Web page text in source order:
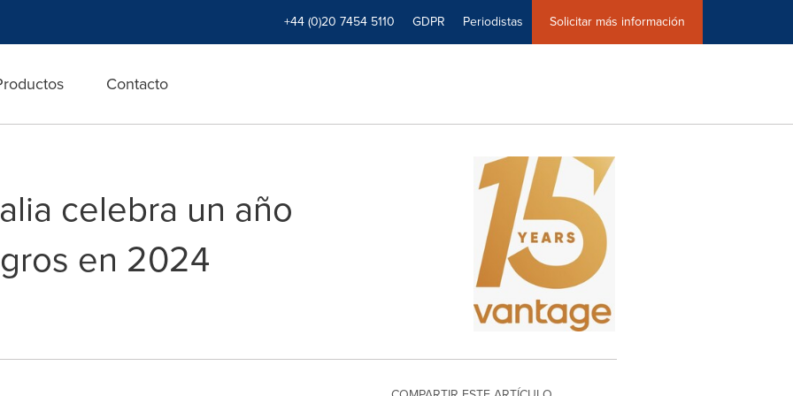
+44 (0)20 7454 5110 GDPR Periodistas Solicitar más información
Contacto
celebra un año
en 2024